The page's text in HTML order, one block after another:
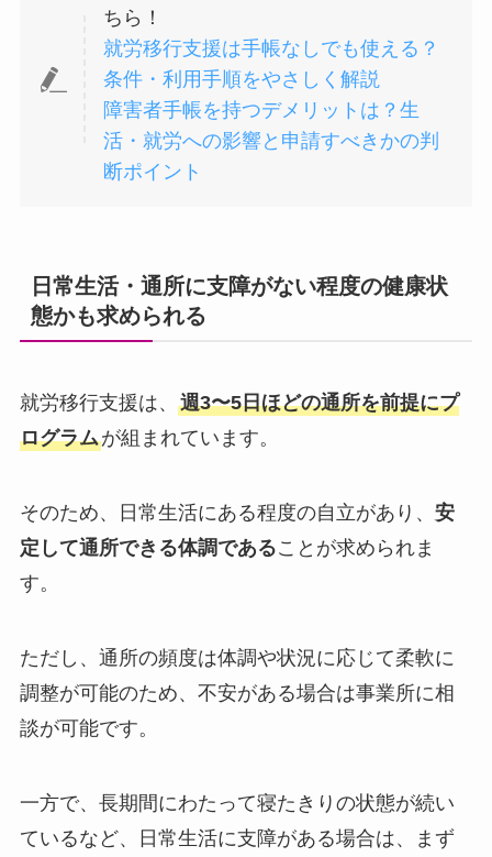
ちら！
就労移行支援は手帳なしでも使える？
条件・利用手順をやさしく解説
障害者手帳を持つデメリットは？生
活・就労への影響と申請すべきかの判
断ポイント
日常生活・通所に支障がない程度の健康状
態かも求められる
就労移行支援は、 週3〜5日ほどの通所を前提にプ
ログラムが組まれています。
そのため、日常生活にある程度の自立があり、 安
定して通所できる体調であることが求められま
す。
ただし、通所の頻度は体調や状況に応じて柔軟に
調整が可能のため、不安がある場合は事業所に相
談が可能です。
一方で、長期間にわたって寝たきりの状態が続い
ているなど、日常生活に支障がある場合は、まず